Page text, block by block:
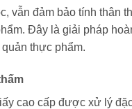
vẫn đảm bảo tính thân
Đây là giải pháp
thực phẩm.
cao cấp được xử lý